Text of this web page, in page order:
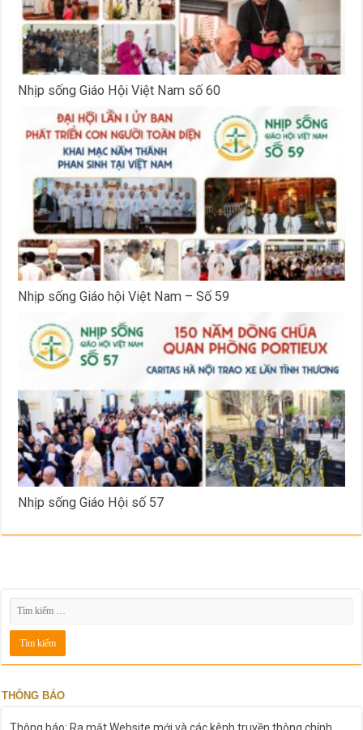
Nhịp sống Giáo Hội Việt Nam số 60
Nhịp sống Giáo hội Việt Nam – Số 59
Nhịp sống Giáo Hội số 57
THÔNG BÁO